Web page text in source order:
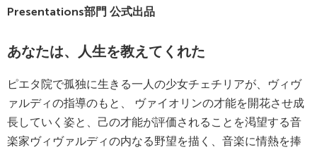
Presentations部門 公式出品
あなたは、人生を教えてくれた
ピエタ院で孤独に生きる一人の少女チェチリアが、ヴィヴ
ァルディの指導のもと、 ヴァイオリンの才能を開花させ成
長していく姿と、己の才能が評価されることを渇望する音
楽家ヴィヴァルディの内なる野望を描く、音楽に情熱を捧